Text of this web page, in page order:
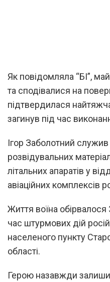
Як повідомляла “БІ”,
та сподівалися на
підтвердилася
загинув під час
Ігор Заболотний
розвідувальних
літальних апаратів у
авіаційних комплексів
Життя воїна
час штурмових дій
населеного пункту
області.
Герою назавжди